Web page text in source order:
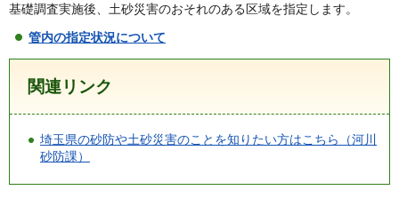
基礎調査実施後、土砂災害のおそれのある区域を指定します。
管内の指定状況について
関連リンク
埼玉県の砂防や土砂災害のことを知りたい方はこちら（河川
砂防課）